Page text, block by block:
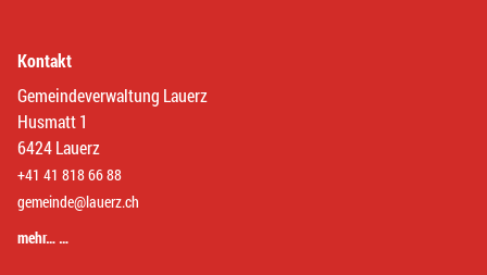
Kontakt
Gemeindeverwaltung Lauerz
Husmatt 1
6424 Lauerz
+41 41 818 66 88
gemeinde@lauerz.ch
mehr… …